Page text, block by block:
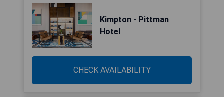
Kimpton - Pittman
Hotel
CHECK AVAILABILITY